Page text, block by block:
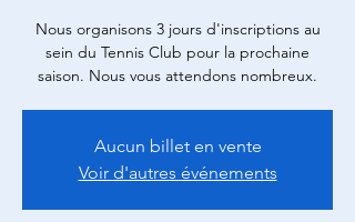
Nous organisons 3 jours d'inscriptions au
sein du Tennis Club pour la prochaine
saison. Nous vous attendons nombreux.
Aucun billet en vente
Voir d'autres événements